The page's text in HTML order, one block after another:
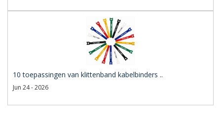
10 toepassingen van klittenband kabelbinders ..
Jun 24 - 2026